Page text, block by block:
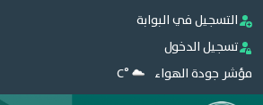
التسجيل في البوابة
تسجيل الدخول
مؤشر جودة الهواء
°C